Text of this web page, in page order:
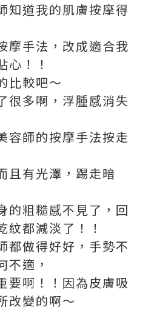
知道我的肌膚按摩得
摩手法，改成適合我
心！！
比較吧～
很多啊，浮腫感消失
容師的按摩手法按走
且有光澤，踢走暗
的粗糙感不見了，回
紋都減淡了！！
都做得好好，手勢不
不適，
要啊！！因為皮膚吸
改變的啊～